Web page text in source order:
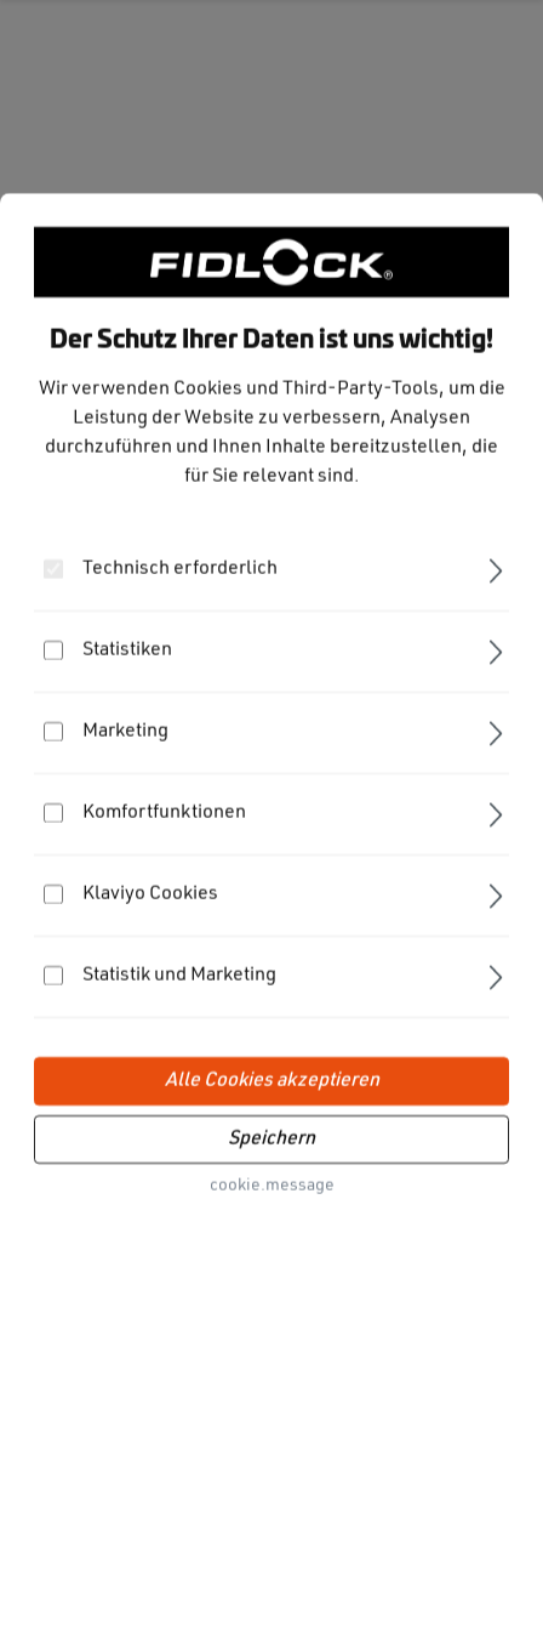
Zum Hauptinhalt springen
Anleitung HIP BELT hydration
bladder
© FIDLOCK 2022
Vertrag widerrufen
Der Schutz Ihrer Daten ist uns wichtig!
Wir verwenden Cookies und Third-Party-Tools, um die
Leistung der Website zu verbessern, Analysen
durchzuführen und Ihnen Inhalte bereitzustellen, die
für Sie relevant sind.
Technisch erforderlich
Statistiken
Marketing
Komfortfunktionen
Klaviyo Cookies
Statistik und Marketing
Alle Cookies akzeptieren
Speichern
cookie.message